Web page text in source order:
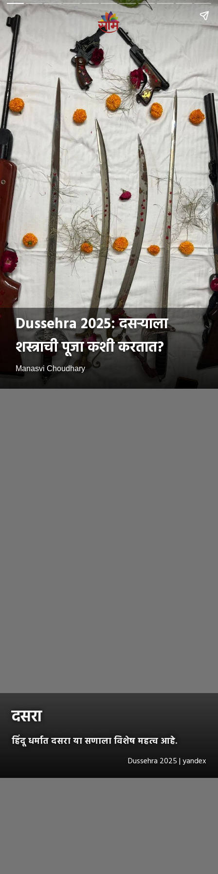
Dussehra 2025: दसऱ्याला
शस्त्राची पूजा कशी करतात?
Manasvi Choudhary
दसरा
हिंदू धर्मात दसरा या सणाला विशेष महत्व आहे.
Dussehra 2025 | yandex